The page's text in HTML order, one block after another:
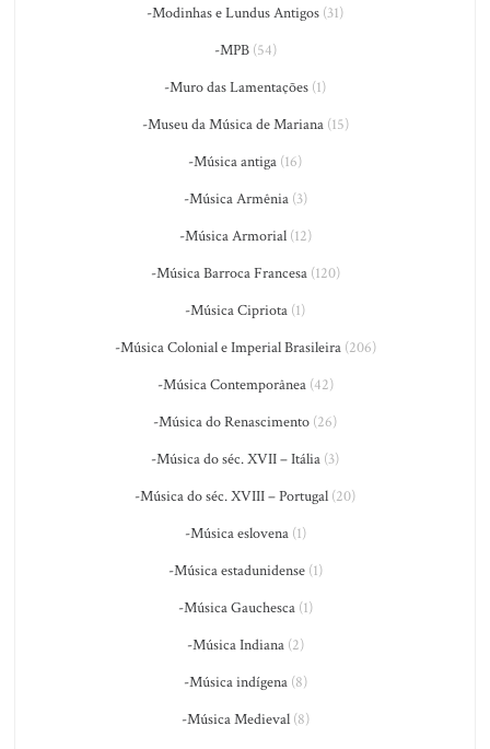
-Modinhas e Lundus Antigos (31)
-MPB(54)
-Muro das Lamentações (1)
-Museu da Música de Mariana(15)
-Música antiga (16)
-Música Armênia(3)
-Música Armorial(12)
-Música Barroca Francesa(120)
-Música Cipriota (1)
-Música Colonial e Imperial Brasileira(206)
-Música Contemporânea(42)
-Música do Renascimento (26)
-Música do séc. XVII – Itália (3)
-Música do séc. XVIII – Portugal (20)
-Música eslovena(1)
-Música estadunidense(1)
-Música Gauchesca(1)
-Música Indiana(2)
-Música indígena(8)
-Música Medieval(8)